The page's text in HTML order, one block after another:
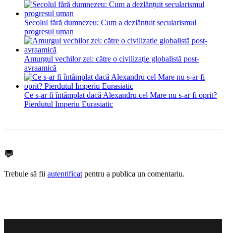
Secolul fără dumnezeu: Cum a dezlănțuit secularismul
progresul uman
Amurgul vechilor zei: către o civilizație globalistă post-
avraamică
Ce s-ar fi întâmplat dacă Alexandru cel Mare nu s-ar fi oprit?
Pierdutul Imperiu Eurasiatic
💬
Trebuie să fii autentificat pentru a publica un comentariu.